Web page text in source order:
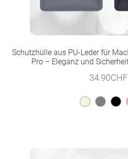
Schutzhülle aus PU-Leder für
Pro – Eleganz und
34.90CHF